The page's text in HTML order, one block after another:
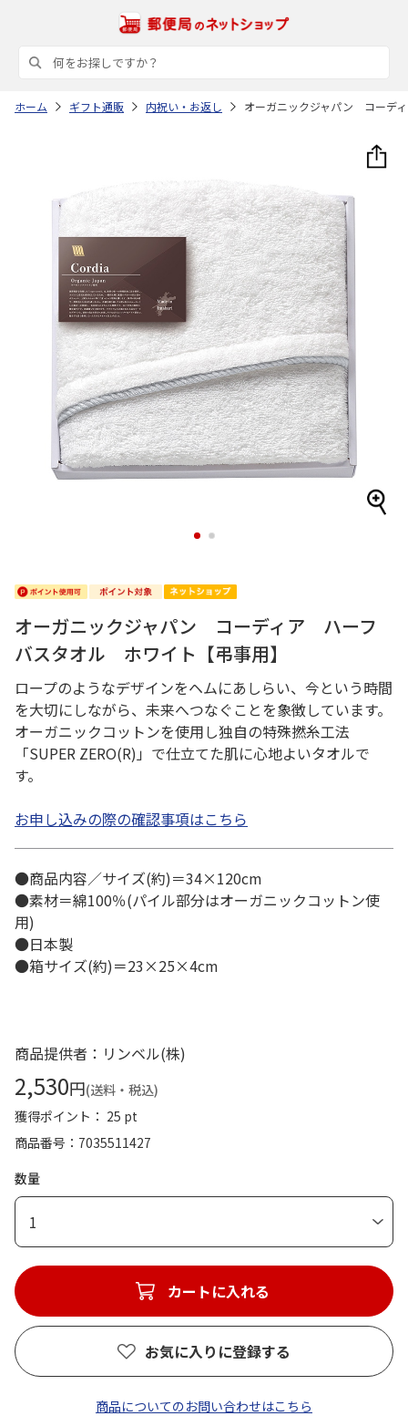
ホーム ギフト通販 内祝い・お返し オーガニックジャパン コーデ
1 2
オーガニックジャパン コーディア ハーフ
バスタオル ホワイト【弔事用】
ロープのようなデザインをヘムにあしらい、今という時間
を大切にしながら、未来へつなぐことを象徴しています。
オーガニックコットンを使用し独自の特殊撚糸工法
「SUPER ZERO(R)」で仕立てた肌に心地よいタオルで
す。
お申し込みの際の確認事項はこちら
●商品内容／サイズ(約)＝34×120cm
●素材＝綿100％(パイル部分はオーガニックコットン使
用)
●日本製
●箱サイズ(約)＝23×25×4cm
商品提供者：リンベル(株)
2,530円(送料・税込)
獲得ポイント： 25 pt
商品番号
7035511427
数量
1
カートに入れる
お気に入りに登録する
商品についてのお問い合わせはこちら